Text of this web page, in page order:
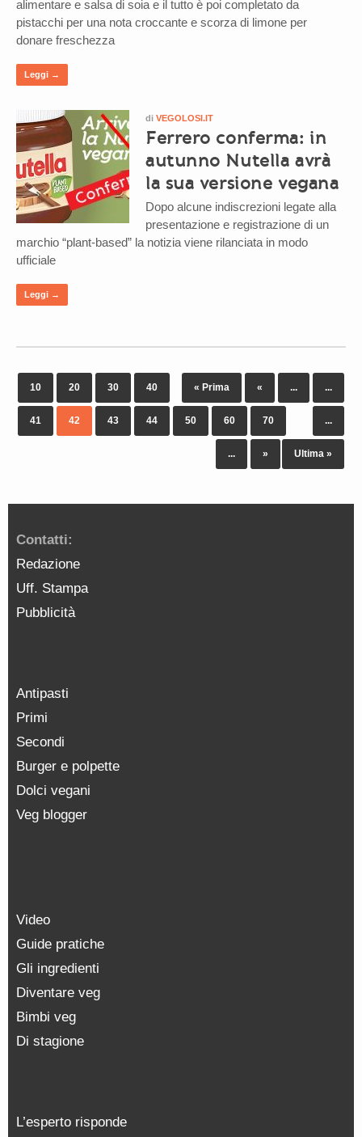
alimentare e salsa di soia e il tutto è poi completato da
pistacchi per una nota croccante e scorza di limone per
donare freschezza
Leggi →
di VEGOLOSI.IT
Ferrero conferma: in
autunno Nutella avrà
la sua versione vegana
Dopo alcune indiscrezioni legate alla
presentazione e registrazione di un
marchio “plant-based” la notizia viene rilanciata in modo
ufficiale
Leggi →
« Prima « ...
10 20 30 ...
40
41 42 43 44 ...
50 60 70
... » Ultima »
Contatti:
Redazione
Uff. Stampa
Pubblicità
Antipasti
Primi
Secondi
Burger e polpette
Dolci vegani
Veg blogger
Video
Guide pratiche
Gli ingredienti
Diventare veg
Bimbi veg
Di stagione
L’esperto risponde